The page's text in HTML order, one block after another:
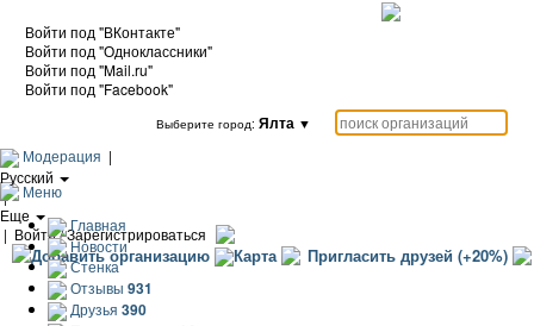
Войти под "ВКонтакте"
Войти под "Одноклассники"
Войти под "Mail.ru"
Войти под "Facebook"
Выберите город: Ялта ▼
Модерация |
Русский
|
Еще
| Войти / Зарегистрироваться
Добавить организацию Карта Пригласить друзей (+20%)
Меню
Главная
Новости
Стенка
Отзывы 931
Друзья 390